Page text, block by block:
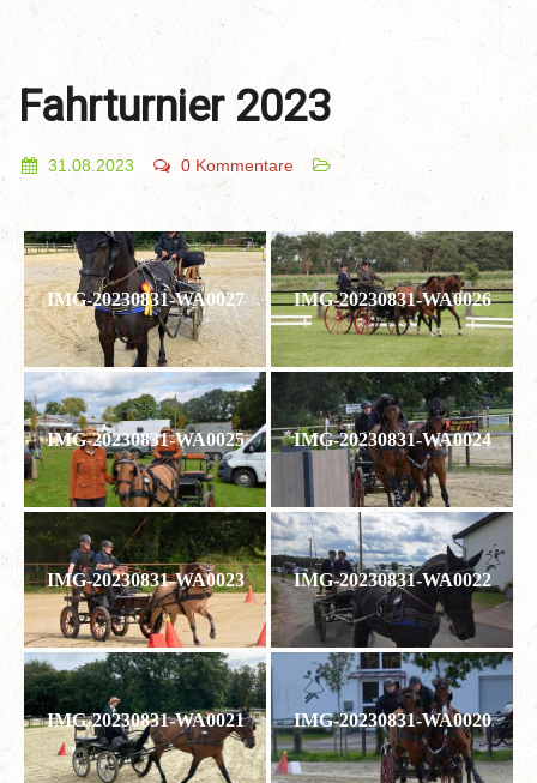
Fahrturnier 2023
31.08.2023 0 Kommentare
IMG-20230831-WA0027 IMG-20230831-WA0026
IMG-20230831-WA0025 IMG-20230831-WA0024
IMG-20230831-WA0023 IMG-20230831-WA0022
IMG-20230831-WA0021 IMG-20230831-WA0020